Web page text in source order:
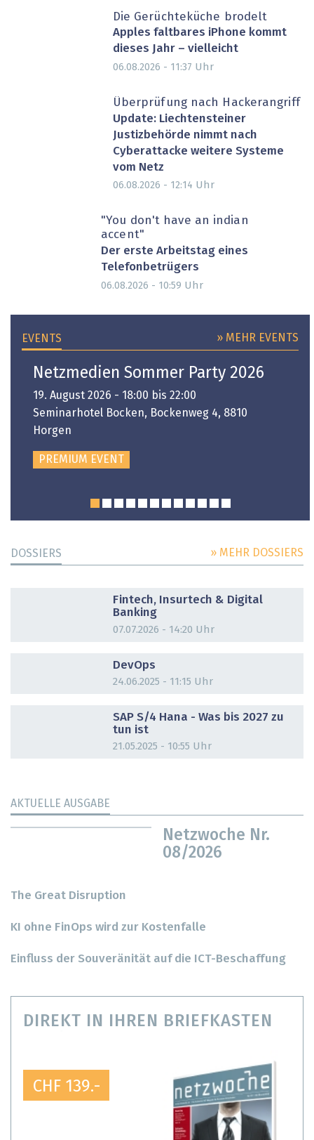
Die Gerüchteküche brodelt
Apples faltbares iPhone kommt
dieses Jahr – vielleicht
06.08.2026 - 11:37 Uhr
Überprüfung nach Hackerangriff
Update: Liechtensteiner
Justizbehörde nimmt nach
Cyberattacke weitere Systeme
vom Netz
06.08.2026 - 12:14 Uhr
"You don't have an indian
accent"
Der erste Arbeitstag eines
Telefonbetrügers
06.08.2026 - 10:59 Uhr
EVENTS » MEHR EVENTS
Netzmedien Sommer Party 2026
19. August 2026 - 18:00 bis 22:00
Seminarhotel Bocken, Bockenweg 4, 8810
Horgen
PREMIUM EVENT
DOSSIERS » MEHR DOSSIERS
Fintech, Insurtech & Digital
Banking
07.07.2026 - 14:20 Uhr
DevOps
24.06.2025 - 11:15 Uhr
SAP S/4 Hana - Was bis 2027 zu
tun ist
21.05.2025 - 10:55 Uhr
AKTUELLE AUSGABE
Netzwoche Nr.
08/2026
The Great Disruption
KI ohne FinOps wird zur Kostenfalle
Einfluss der Souveränität auf die ICT-Beschaffung
DIREKT IN IHREN BRIEFKASTEN
CHF 139.-